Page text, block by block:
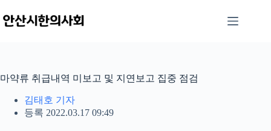
문
으
뛰
마약류 취급내역 미보고 및 지연보고 집중 점검
김태호 기자
등록 2022.03.17 09:49